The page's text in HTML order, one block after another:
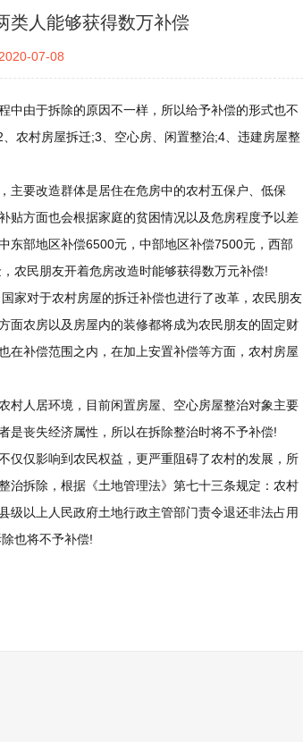
类人能够获得数万补偿
2020-07-08
中由于拆除的原因不一样，所以给予补偿的形式也不
农村房屋拆迁;3、空心房、闲置整治;4、违建房屋整
主要改造群体是居住在危房中的农村五保户、低保
贴方面也会根据家庭的贫困情况以及危房程度予以差
东部地区补偿6500元，中部地区补偿7500元，西部
农民朋友开着危房改造时能够获得数万元补偿!
家对于农村房屋的拆迁补偿也进行了改革，农民朋友
面农房以及房屋内的装修都将成为农民朋友的固定财
在补偿范围之内，在加上安置补偿等方面，农村房屋
村人居环境，目前闲置房屋、空心房屋整治对象主要
是丧失经济属性，所以在拆除整治时将不予补偿!
仅仅影响到农民权益，更严重阻碍了农村的发展，所
治拆除，根据《土地管理法》第七十三条规定：农村
级以上人民政府土地行政主管部门责令退还非法占用
也将不予补偿!